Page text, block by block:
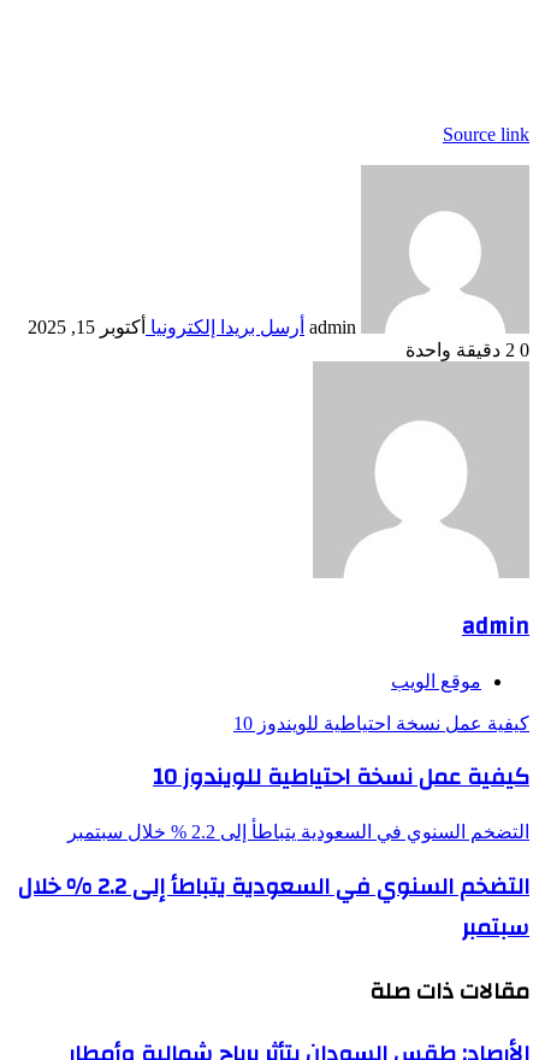
Source link
admin أرسل بريدا إلكترونيا أكتوبر 15, 2025
0
دقيقة واحدة
admin
موقع الويب
كيفية عمل نسخة احتياطية للويندوز 10
كيفية عمل نسخة احتياطية للويندوز 10
التضخم السنوي في السعودية يتباطأ إلى 2.2 % خلال سبتمبر
التضخم السنوي في السعودية يتباطأ إلى 2.2 % خلال
سبتمبر
مقالات ذات صلة